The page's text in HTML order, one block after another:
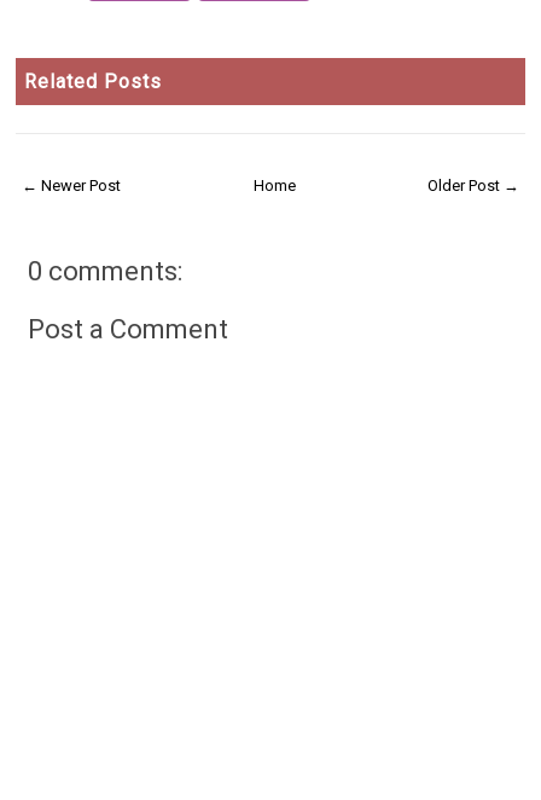
Related Posts
← Newer Post Older Post →
Home
0 comments:
Post a Comment